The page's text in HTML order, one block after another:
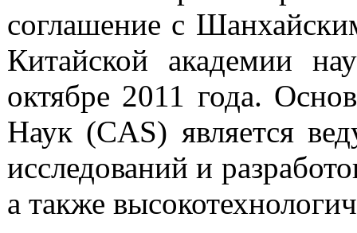
соглашение с
Китайской академии
октябре 2011 года.
Наук (CAS) является
исследований и
а также